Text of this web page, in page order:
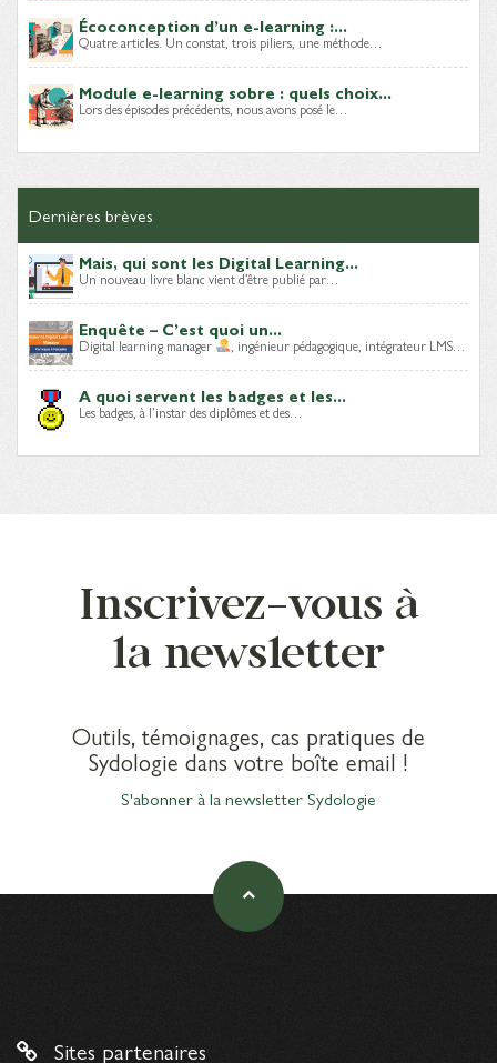
Écoconception d’un e-learning :...
Quatre articles. Un constat, trois piliers, une méthode…
Module e-learning sobre : quels choix...
Lors des épisodes précédents, nous avons posé le…
Dernières brèves
Mais, qui sont les Digital Learning...
Un nouveau livre blanc vient d’être publié par…
Enquête – C’est quoi un...
Digital learning manager , ingénieur pédagogique, intégrateur LMS…
A quoi servent les badges et les...
Les badges, à l’instar des diplômes et des…
Inscrivez-vous à
la newsletter
Outils, témoignages, cas pratiques de
Sydologie dans votre boîte email !
S'abonner à la newsletter Sydologie
Sites partenaires